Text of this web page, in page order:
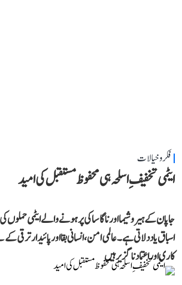
فکر و خیالات
ایٹمی تخفیفِ اسلحہ ہی محفوظ مستقبل کی امید
جاپان کے ہیروشیما اور ناگاساکی پر ہونے والے ایٹمی حملوں
اسباق یاد دلاتی ہے۔ عالمی امن، انسانی بقا اور پائیدار
کاری اور اعتماد ناگزیر ہیں